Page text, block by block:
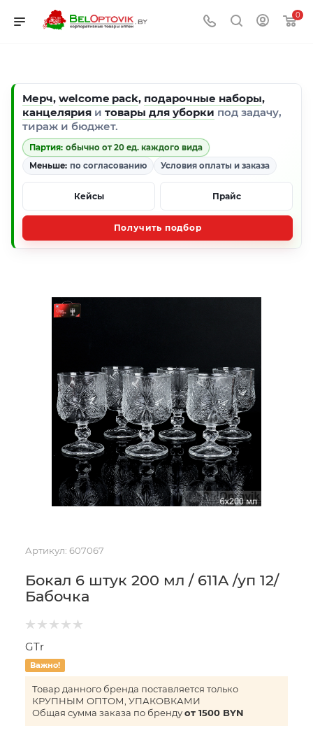
0
Мерч, welcome pack, подарочные наборы,
канцелярия и товары для уборки под задачу,
тираж и бюджет.
Партия: обычно от 20 ед. каждого вида
Меньше: по согласованию Условия оплаты и заказа
Кейсы Прайс
Получить подбор
Артикул: 607067
Бокал 6 штук 200 мл / 611A /уп 12/
Бабочка
GTr
Важно!
Товар данного бренда поставляется только
КРУПНЫМ ОПТОМ, УПАКОВКАМИ
Общая сумма заказа по брендуот 1500 BYN